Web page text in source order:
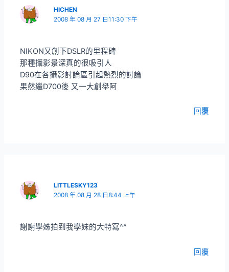
HICHEN
2008 年 08 月 27 日11:30 下午
NIKON又創下DSLR的里程碑
那種攝影景深真的很吸引人
D90在各攝影討論區引起熱烈的討論
果然繼D700後 又一大創舉阿
回覆
LITTLESKY123
2008 年 08 月 28 日8:44 上午
謝謝學姊拍到我學妹的大特寫^^
回覆